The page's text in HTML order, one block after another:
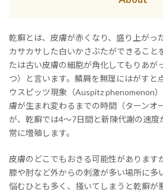
乾癬とは、皮膚が赤くなり、盛り上がっ
カサカサした白いかさぶたができること
たは古い皮膚の細胞が角化してもりあが
つ）と言います。鱗屑を無理にはがすと
ウスピッツ現象（Auspitz phenomenon
膚が生まれ変わるまでの時間（ターンオ
が、乾癬では4～7日間と新陳代謝の速
常に増殖します。
皮膚のどこでもおきる可能性があります
膝や肘など外からの刺激が多い場所に多
悩むひとも多く、掻いてしまうと乾癬が